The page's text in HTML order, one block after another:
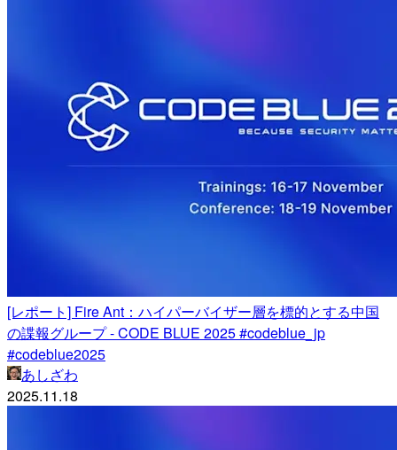
[レポート] Fire Ant：ハイパーバイザー層を標的とする中国
の諜報グループ - CODE BLUE 2025 #codeblue_jp
#codeblue2025
あしざわ
2025.11.18